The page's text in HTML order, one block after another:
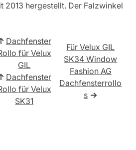
2013 hergestellt. Der Falzwinkel
Dachfenster
für Velux
GIL
Dachfenster
für Velux
SK31
Für Velux GIL
SK34 Window
Fashion AG
Dachfensterrollo
s →